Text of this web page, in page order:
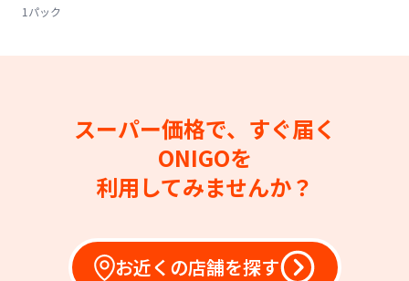
1パック
スーパー価格で、すぐ届く
ONIGOを
利用してみませんか？
お近くの店舗を探す